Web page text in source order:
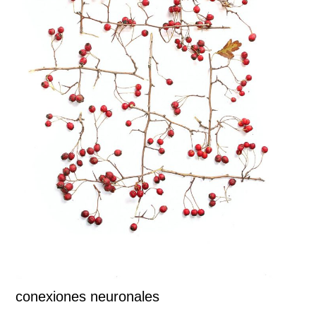
conexiones neuronales